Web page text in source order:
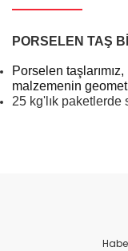
PORSELEN TAŞ
Porselen
malzemenin
25 kg'lık paketlerde
Ürün resmi
Ürün